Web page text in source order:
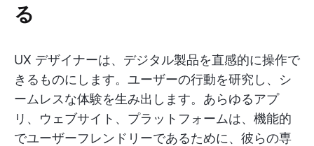
る
UX デザイナーは、デジタル製品を直感的に操作で
きるものにします。ユーザーの行動を研究し、シ
ームレスな体験を生み出します。あらゆるアプ
リ、ウェブサイト、プラットフォームは、機能的
でユーザーフレンドリーであるために、彼らの専